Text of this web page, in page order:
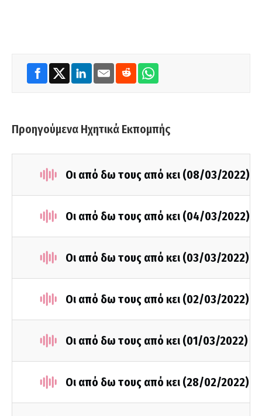
Προηγούμενα Ηχητικά Εκπομπής
Οι από δω τους από κει (08/03/2022)
Οι από δω τους από κει (04/03/2022)
Οι από δω τους από κει (03/03/2022)
Οι από δω τους από κει (02/03/2022)
Οι από δω τους από κει (01/03/2022)
Οι από δω τους από κει (28/02/2022)